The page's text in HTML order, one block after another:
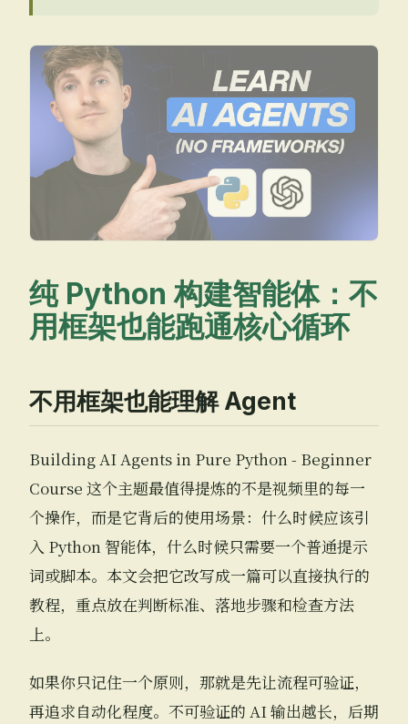
纯 Python 构建智能体：不
用框架也能跑通核心循环
不用框架也能理解 Agent
Building AI Agents in Pure Python - Beginner
Course 这个主题最值得提炼的不是视频里的每一
个操作，而是它背后的使用场景：什么时候应该引
入 Python 智能体，什么时候只需要一个普通提示
词或脚本。本文会把它改写成一篇可以直接执行的
教程，重点放在判断标准、落地步骤和检查方法
上。
如果你只记住一个原则，那就是先让流程可验证，
再追求自动化程度。不可验证的 AI 输出越长，后期